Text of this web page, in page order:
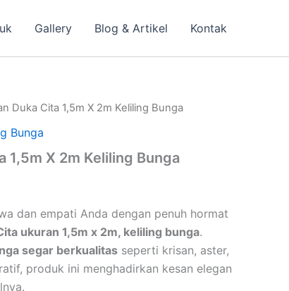
Gallery Blog & Artikel Kontak
Duka Cita 1,5m X 2m Keliling Bunga
Bunga
1,5m X 2m Keliling Bunga
dan empati Anda dengan penuh hormat
ukuran 1,5m x 2m, keliling bunga.
segar berkualitas seperti krisan, aster,
produk ini menghadirkan kesan elegan